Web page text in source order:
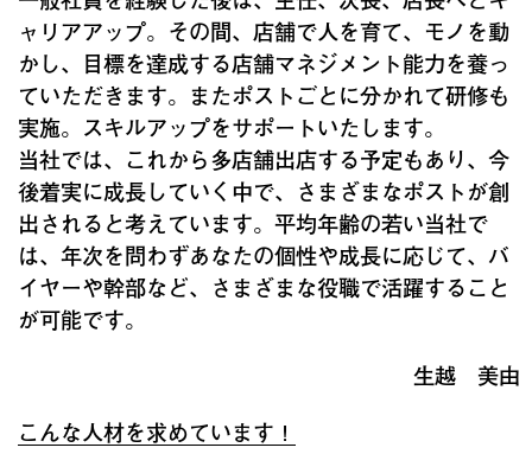
ャリアアップ。その間、店舗で人を育て、モノを動
かし、目標を達成する店舗マネジメント能力を養っ
ていただきます。またポストごとに分かれて研修も
実施。スキルアップをサポートいたします。
当社では、これから多店舗出店する予定もあり、今
後着実に成長していく中で、さまざまなポストが創
出されると考えています。平均年齢の若い当社で
は、年次を問わずあなたの個性や成長に応じて、バ
イヤーや幹部など、さまざまな役職で活躍すること
が可能です。
生越 美由
こんな人材を求めています！